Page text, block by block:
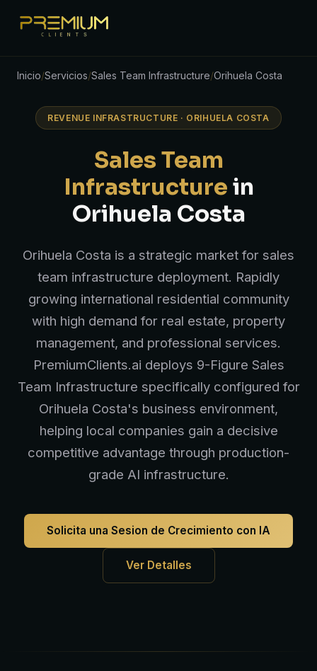
Inicio/Servicios/Sales Team Infrastructure/Orihuela Costa
REVENUE INFRASTRUCTURE · ORIHUELA COSTA
Sales Team
Infrastructure in
Orihuela Costa
Orihuela Costa is a strategic market for sales
team infrastructure deployment. Rapidly
growing international residential community
with high demand for real estate, property
management, and professional services.
PremiumClients.ai deploys 9-Figure Sales
Team Infrastructure specifically configured for
Orihuela Costa's business environment,
helping local companies gain a decisive
competitive advantage through production-
grade AI infrastructure.
Solicita una Sesion de Crecimiento con IA
Ver Detalles